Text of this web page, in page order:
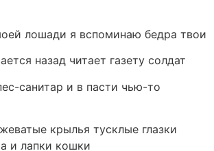
лошади я вспоминаю бедра твои
назад читает газету солдат
санитар и в пасти чью-то
крылья тусклые глазки
и лапки кошки